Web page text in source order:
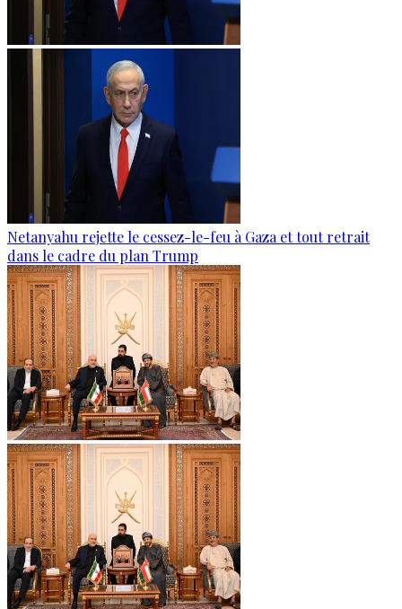
Netanyahu rejette le cessez-le-feu à Gaza et tout retrait
dans le cadre du plan Trump